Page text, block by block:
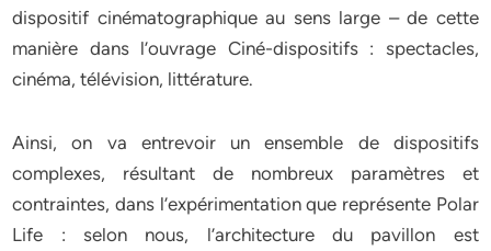
dispositif cinématographique au sens large – de cette
manière dans l’ouvrage Ciné-dispositifs : spectacles,
cinéma, télévision, littérature.
Ainsi, on va entrevoir un ensemble de dispositifs
complexes, résultant de nombreux paramètres et
contraintes, dans l’expérimentation que représente Polar
Life : selon nous, l’architecture du pavillon est